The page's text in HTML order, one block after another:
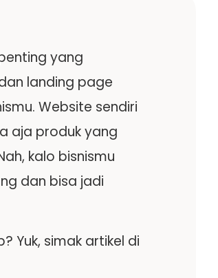
yang
landing page
Website sendiri
aja produk yang
kalo bisnismu
dan bisa jadi
Yuk, simak artikel di